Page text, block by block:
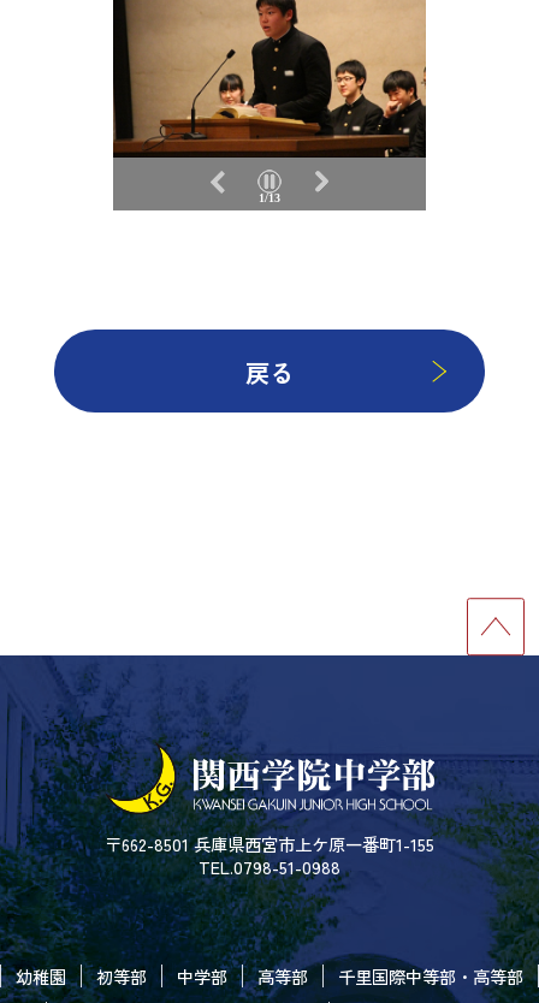
1/13
戻る
〒662-8501 兵庫県西宮市上ケ原一番町1-155
TEL.0798-51-0988
幼稚園 初等部 中学部 高等部
千里国際中等部・高等部